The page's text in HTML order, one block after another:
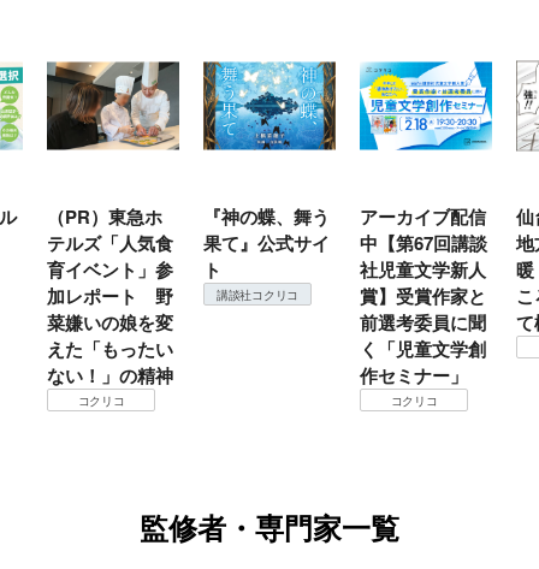
（PR）東急ホ
テルズ「人気食
育イベント」参
加レポート 野
菜嫌いの娘を変
えた「もったい
ない！」の精神
コクリコ
『神の蝶、舞う
果て』公式サイ
ト
講談社コクリコ
アーカイブ配信
中【第67回講談
社児童文学新人
賞】受賞作家と
前選考委員に聞
く「児童文学創
作セミナー」
コクリコ
仙
地
て
監修者・専門家一覧